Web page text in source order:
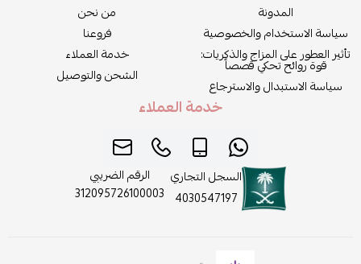
المدونة
سياسة الاستخدام والخصوصية
تأثير العطور على المزاج والذكريات:
قوة روائح تحكي قصصاً
سياسة الاستبدال والاسترجاع
من نحن
فروعنا
خدمة العملاء
الشحن والتوصيل
خدمة العملاء
السجل التجاري
4030547197
الرقم الضريبي
312095726100003